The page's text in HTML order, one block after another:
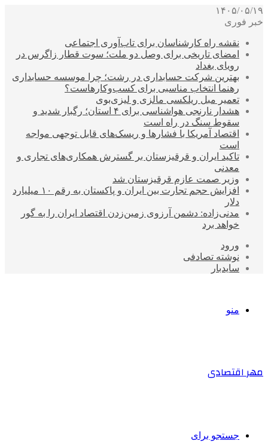
۱۴۰۵/۰۵/۱۹
خبر فوری
نقشه راه کارشناسان برای تاب‌آوری اجتماعی
امضای تاریخی برای وصل دو ملت؛ سوت قطار زاگرس در
رویای بغداد
بهترین شرکت حسابداری در رشت؛ چرا موسسه حسابداری
رهنما انتخاب مناسبی برای کسب‌وکارهاست؟
تعمیر مبل ریلکسی مالزی و لیزی‌بوی
هشدار نارنجی هواشناسی برای ۴ استان؛ رگبار شدید و
سقوط سنگ در راه است
اقتصاد آمریکا با فشارها و ریسک‌های قابل توجهی مواجه
است
تاکید ایران و قرقیزستان بر گسترش همکاری‌های تجاری و
معدنی
وزیر صمت عازم قرقیزستان شد
افزایش حجم تجارت بین ایران و پاکستان به رقم ۱۰ میلیارد
دلار
مدنی‌زاده: دشمن آرزوی زمین‌زدن اقتصاد ایران را به گور
خواهد برد
ورود
نوشته تصادفی
سایدبار
منو
مهر اقتصادی
جستجو برای